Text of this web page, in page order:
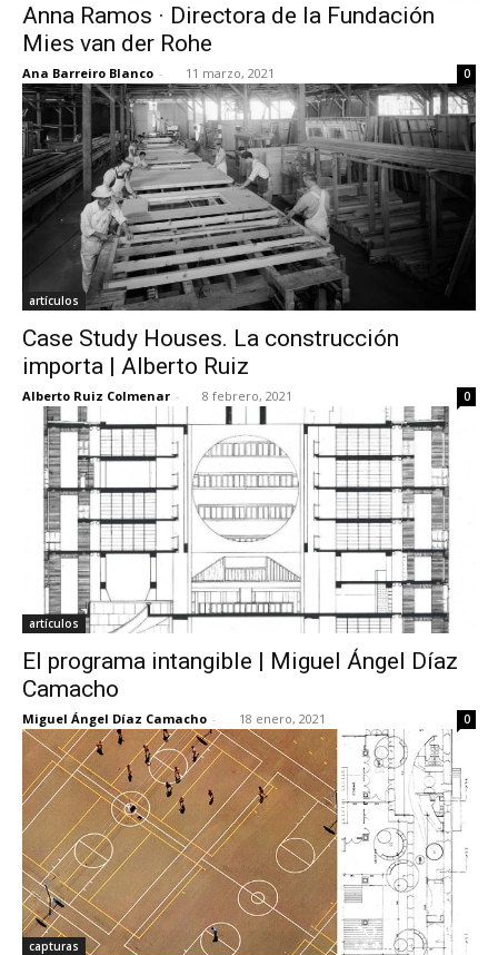
Anna Ramos · Directora de la Fundación
Mies van der Rohe
Ana Barreiro Blanco - 11 marzo, 2021 0
artículos
Case Study Houses. La construcción
importa | Alberto Ruiz
Alberto Ruiz Colmenar - 8 febrero, 2021 0
artículos
El programa intangible | Miguel Ángel Díaz
Camacho
Miguel Ángel Díaz Camacho - 18 enero, 2021 0
capturas